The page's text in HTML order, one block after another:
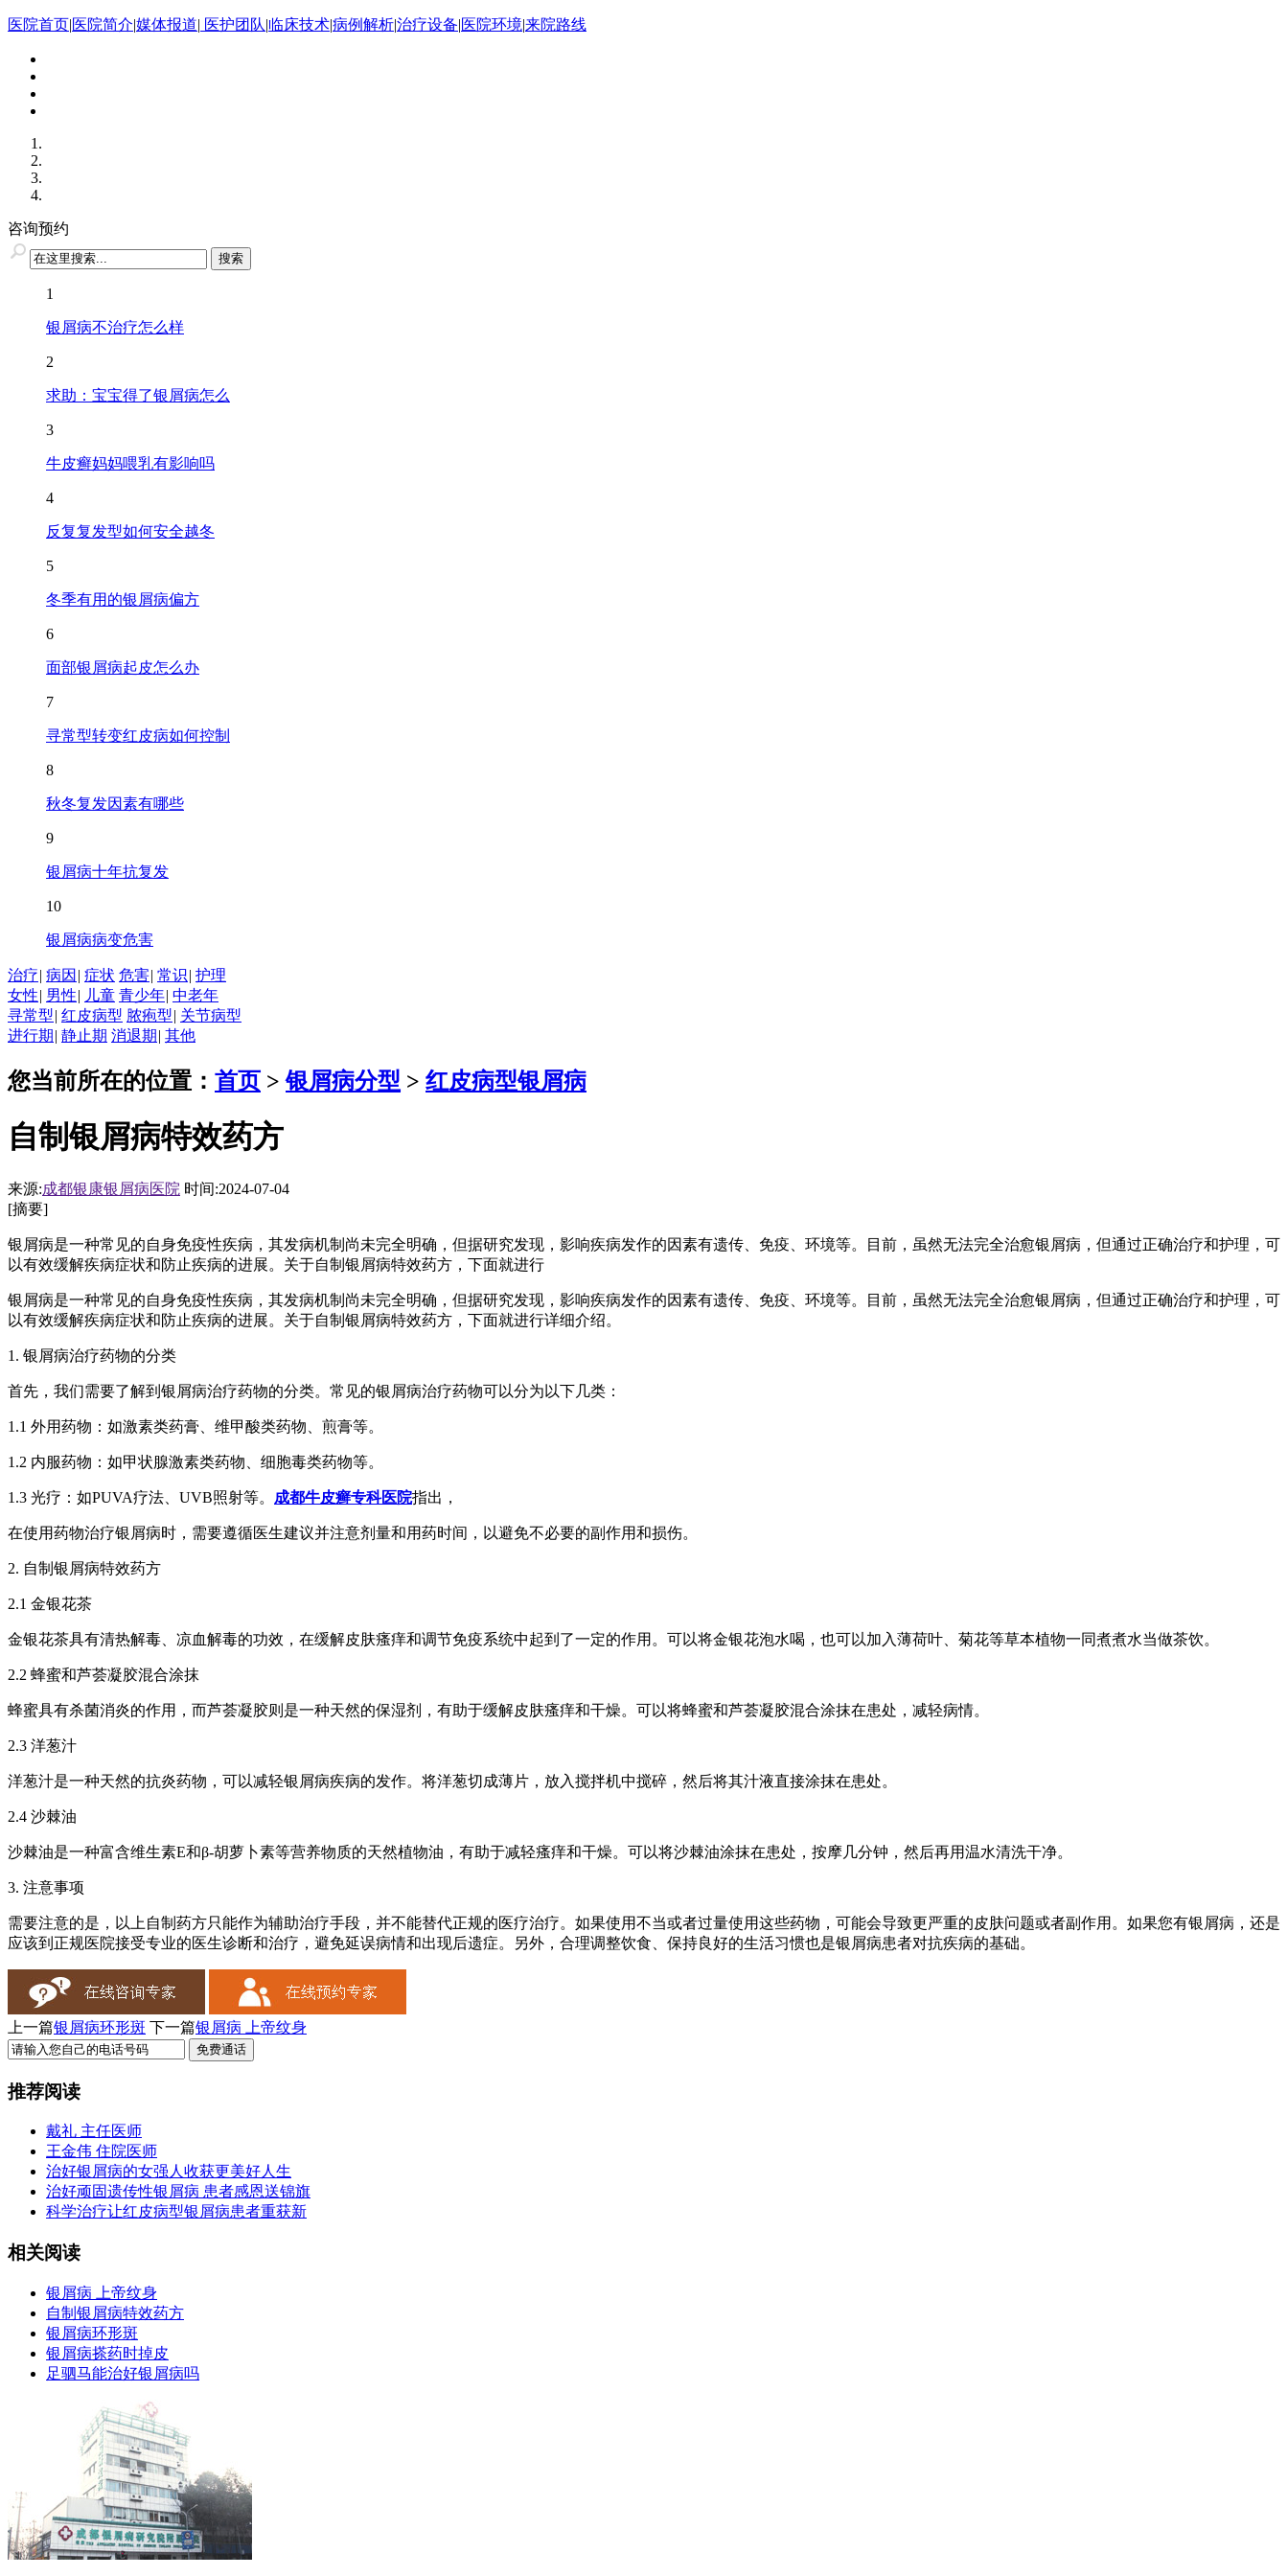
医院首页|医院简介|媒体报道| 医护团队|临床技术|病例解析|治疗设备|医院环境|来院路线
咨询预约
1
银屑病不治疗怎么样
2
求助：宝宝得了银屑病怎么
3
牛皮癣妈妈喂乳有影响吗
4
反复复发型如何安全越冬
5
冬季有用的银屑病偏方
6
面部银屑病起皮怎么办
7
寻常型转变红皮病如何控制
8
秋冬复发因素有哪些
9
银屑病十年抗复发
10
银屑病病变危害
治疗| 病因 | 症状 危害| 常识| 护理
女性| 男性| 儿童 青少年| 中老年
寻常型| 红皮病型 脓疱型| 关节病型
进行期 | 静止期 消退期 | 其他
您当前所在的位置： 首页 >银屑病分型 > 红皮病型银屑病
自制银屑病特效药方
来源:成都银康银屑病医院 时间:2024-07-04
[摘要]
银屑病是一种常见的自身免疫性疾病，其发病机制尚未完全明确，但据研究发现，影响疾病发作的因素有遗传、免疫、环境等。目前，虽然无法完全治愈银屑病，但通过正确治疗和护理，可
以有效缓解疾病症状和防止疾病的进展。关于自制银屑病特效药方，下面就进行
银屑病是一种常见的自身免疫性疾病，其发病机制尚未完全明确，但据研究发现，影响疾病发作的因素有遗传、免疫、环境等。目前，虽然无法完全治愈银屑病，但通过正确治疗和护理，可
以有效缓解疾病症状和防止疾病的进展。关于自制银屑病特效药方，下面就进行详细介绍。
1. 银屑病治疗药物的分类
首先，我们需要了解到银屑病治疗药物的分类。常见的银屑病治疗药物可以分为以下几类：
1.1 外用药物：如激素类药膏、维甲酸类药物、煎膏等。
1.2 内服药物：如甲状腺激素类药物、细胞毒类药物等。
1.3 光疗：如PUVA疗法、UVB照射等。 成都牛皮癣专科医院指出，
在使用药物治疗银屑病时，需要遵循医生建议并注意剂量和用药时间，以避免不必要的副作用和损伤。
2. 自制银屑病特效药方
2.1 金银花茶
金银花茶具有清热解毒、凉血解毒的功效，在缓解皮肤瘙痒和调节免疫系统中起到了一定的作用。可以将金银花泡水喝，也可以加入薄荷叶、菊花等草本植物一同煮煮水当做茶饮。
2.2 蜂蜜和芦荟凝胶混合涂抹
蜂蜜具有杀菌消炎的作用，而芦荟凝胶则是一种天然的保湿剂，有助于缓解皮肤瘙痒和干燥。可以将蜂蜜和芦荟凝胶混合涂抹在患处，减轻病情。
2.3 洋葱汁
洋葱汁是一种天然的抗炎药物，可以减轻银屑病疾病的发作。将洋葱切成薄片，放入搅拌机中搅碎，然后将其汁液直接涂抹在患处。
2.4 沙棘油
沙棘油是一种富含维生素E和β-胡萝卜素等营养物质的天然植物油，有助于减轻瘙痒和干燥。可以将沙棘油涂抹在患处，按摩几分钟，然后再用温水清洗干净。
3. 注意事项
需要注意的是，以上自制药方只能作为辅助治疗手段，并不能替代正规的医疗治疗。如果使用不当或者过量使用这些药物，可能会导致更严重的皮肤问题或者副作用。如果您有银屑病，还是
应该到正规医院接受专业的医生诊断和治疗，避免延误病情和出现后遗症。另外，合理调整饮食、保持良好的生活习惯也是银屑病患者对抗疾病的基础。
上一篇银屑病环形斑 下一篇银屑病 上帝纹身
推荐阅读
戴礼 主任医师
王金伟 住院医师
治好银屑病的女强人收获更美好人生
治好顽固遗传性银屑病 患者感恩送锦旗
科学治疗让红皮病型银屑病患者重获新
相关阅读
银屑病 上帝纹身
自制银屑病特效药方
银屑病环形斑
银屑病搽药时掉皮
足驷马能治好银屑病吗